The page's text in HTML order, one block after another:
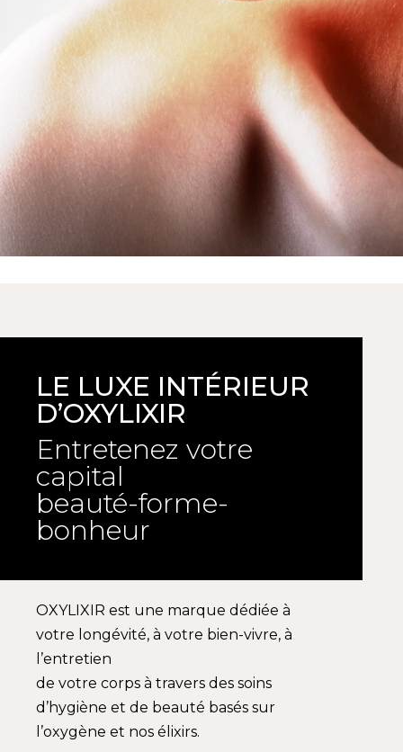
LE LUXE INTÉRIEUR
D’OXYLIXIR
Entretenez votre
capital
beauté-forme-
bonheur
OXYLIXIR est une marque dédiée à
votre longévité, à votre bien-vivre, à
l’entretien
de votre corps à travers des soins
d’hygiène et de beauté basés sur
l’oxygène et nos élixirs.